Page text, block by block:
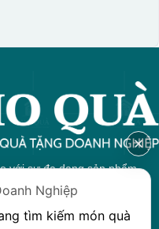
với sự đa dạng sản phẩm,
phù hợp cho mọi dịp.
quan, cho phép bạn dễ
từng sản phẩm. Bên cạnh
Nghiệp
tìm kiếm món quà